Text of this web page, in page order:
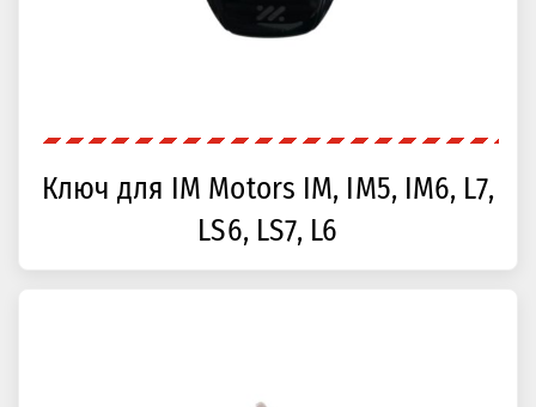
Ключ для IM Motors IM, IM5, IM6, L7,
LS6, LS7, L6